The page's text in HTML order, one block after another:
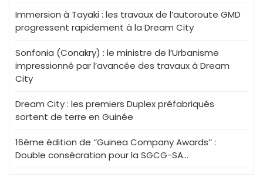
Immersion à Tayaki : les travaux de l’autoroute GMD
progressent rapidement à la Dream City
Sonfonia (Conakry) : le ministre de l’Urbanisme
impressionné par l’avancée des travaux à Dream
City
Dream City : les premiers Duplex préfabriqués
sortent de terre en Guinée
16ème édition de ‘’Guinea Company Awards’’ :
Double consécration pour la SGCG-SA…